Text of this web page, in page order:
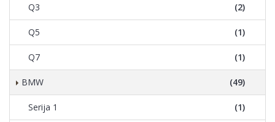
Q3 (2)
Q5 (1)
Q7 (1)
BMW (49)
Serija 1 (1)